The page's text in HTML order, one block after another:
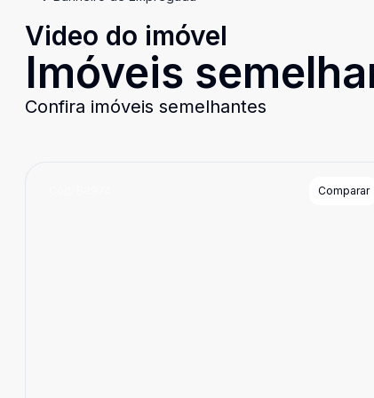
Video do imóvel
Imóveis
Confira imóveis semelhantes
Comparar